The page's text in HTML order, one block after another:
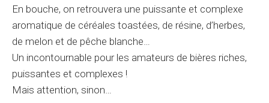
En bouche, on retrouvera une puissante et complexe
aromatique de céréales toastées, de résine, d’herbes,
de melon et de pêche blanche…
Un incontournable pour les amateurs de bières riches,
puissantes et complexes !
Mais attention, sinon…